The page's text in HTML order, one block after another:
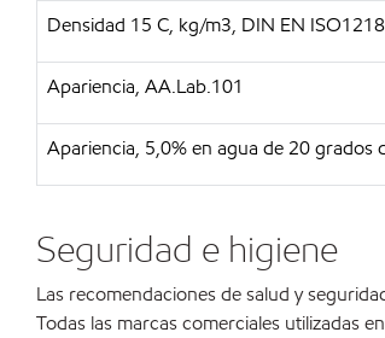
Densidad 15 C, kg/m3, DIN EN
Apariencia, AA.Lab.101
Apariencia, 5,0% en agua de 20 grados
Seguridad e higiene
Las recomendaciones de salud y
Todas las marcas comerciales utilizadas